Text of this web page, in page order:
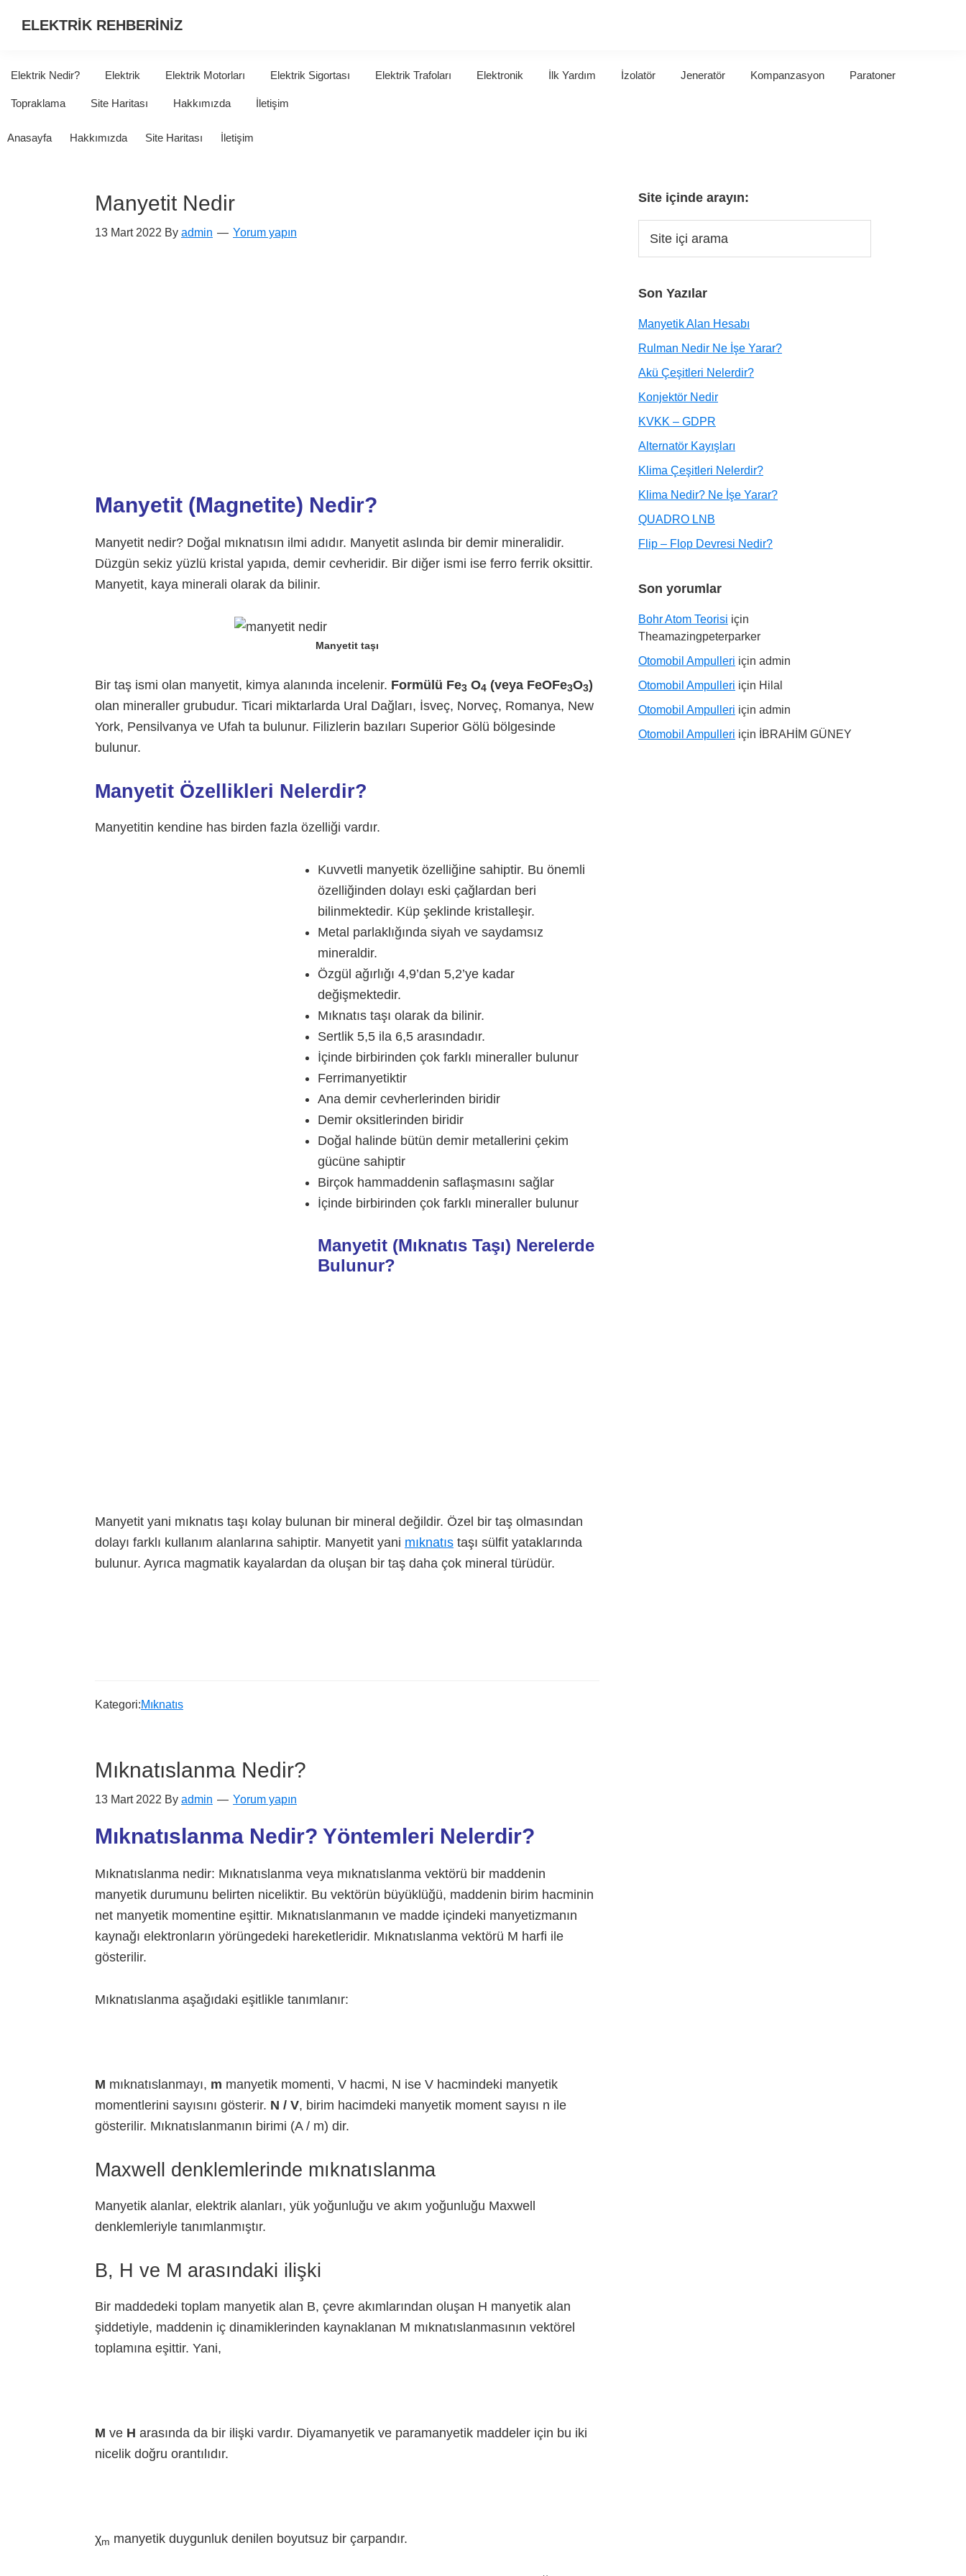
ELEKTRİK REHBERİNİZ
HER
Elektrik Nedir? Elektrik Elektrik Motorları Elektrik Sigortası Elektrik Trafoları Elektronik İlk Yardım İzolatör Jeneratör Kompanzasyon Paratoner
Topraklama Site Haritası Hakkımızda İletişim
Anasayfa Hakkımızda Site Haritası İletişim
Manyetit Nedir
13 Mart 2022 By admin Yorum yapın
Manyetit (Magnetite) Nedir?
Manyetit nedir? Doğal mıknatısın ilmi adıdır. Manyetit aslında bir demir mineralidir.
Düzgün sekiz yüzlü kristal yapıda, demir cevheridir. Bir diğer ismi ise ferro ferrik oksittir.
Manyetit, kaya minerali olarak da bilinir.
Manyetit taşı
Bir taş ismi olan manyetit, kimya alanında incelenir. Formülü Fe3 O4 (veya FeOFe3O3)
olan mineraller grubudur. Ticari miktarlarda Ural Dağları, İsveç, Norveç, Romanya, New
York, Pensilvanya ve Ufah ta bulunur. Filizlerin bazıları Superior Gölü bölgesinde
bulunur.
Manyetit Özellikleri Nelerdir?
Manyetitin kendine has birden fazla özelliği vardır.
Kuvvetli manyetik özelliğine sahiptir. Bu önemli
özelliğinden dolayı eski çağlardan beri
bilinmektedir. Küp şeklinde kristalleşir.
Metal parlaklığında siyah ve saydamsız
mineraldir.
Özgül ağırlığı 4,9’dan 5,2’ye kadar
değişmektedir.
Mıknatıs taşı olarak da bilinir.
Sertlik 5,5 ila 6,5 arasındadır.
İçinde birbirinden çok farklı mineraller bulunur
Ferrimanyetiktir
Ana demir cevherlerinden biridir
Demir oksitlerinden biridir
Doğal halinde bütün demir metallerini çekim
gücüne sahiptir
Birçok hammaddenin saflaşmasını sağlar
İçinde birbirinden çok farklı mineraller bulunur
Manyetit (Mıknatıs Taşı) Nerelerde
Bulunur?
Manyetit yani mıknatıs taşı kolay bulunan bir mineral değildir. Özel bir taş olmasından
dolayı farklı kullanım alanlarına sahiptir. Manyetit yani mıknatıs taşı sülfit yataklarında
bulunur. Ayrıca magmatik kayalardan da oluşan bir taş daha çok mineral türüdür.
Kategori:Mıknatıs
Mıknatıslanma Nedir?
13 Mart 2022 By admin Yorum yapın
Mıknatıslanma Nedir? Yöntemleri Nelerdir?
Mıknatıslanma nedir: Mıknatıslanma veya mıknatıslanma vektörü bir maddenin
manyetik durumunu belirten niceliktir. Bu vektörün büyüklüğü, maddenin birim hacminin
net manyetik momentine eşittir. Mıknatıslanmanın ve madde içindeki manyetizmanın
kaynağı elektronların yörüngedeki hareketleridir. Mıknatıslanma vektörü M harfi ile
gösterilir.
Mıknatıslanma aşağıdaki eşitlikle tanımlanır:
M mıknatıslanmayı, m manyetik momenti, V hacmi, N ise V hacmindeki manyetik
momentlerini sayısını gösterir. N / V, birim hacimdeki manyetik moment sayısı n ile
gösterilir. Mıknatıslanmanın birimi (A / m) dir.
Maxwell denklemlerinde mıknatıslanma
Manyetik alanlar, elektrik alanları, yük yoğunluğu ve akım yoğunluğu Maxwell
denklemleriyle tanımlanmıştır.
B, H ve M arasındaki ilişki
Bir maddedeki toplam manyetik alan B, çevre akımlarından oluşan H manyetik alan
şiddetiyle, maddenin iç dinamiklerinden kaynaklanan M mıknatıslanmasının vektörel
toplamına eşittir. Yani,
M ve H arasında da bir ilişki vardır. Diyamanyetik ve paramanyetik maddeler için bu iki
nicelik doğru orantılıdır.
χm manyetik duygunluk denilen boyutsuz bir çarpandır.
Site içinde arayın:
Son Yazılar
Manyetik Alan Hesabı
Rulman Nedir Ne İşe Yarar?
Akü Çeşitleri Nelerdir?
Konjektör Nedir
KVKK – GDPR
Alternatör Kayışları
Klima Çeşitleri Nelerdir?
Klima Nedir? Ne İşe Yarar?
QUADRO LNB
Flip – Flop Devresi Nedir?
Son yorumlar
Bohr Atom Teorisi için
Theamazingpeterparker
Otomobil Ampulleri için admin
Otomobil Ampulleri için Hilal
Otomobil Ampulleri için admin
Otomobil Ampulleri için İBRAHİM GÜNEY